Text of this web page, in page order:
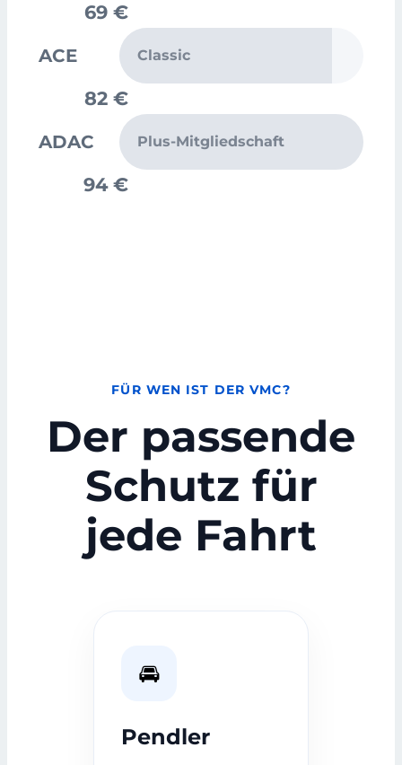
69 €
ACE Classic
82 €
ADAC Plus-Mitgliedschaft
94 €
FÜR WEN IST DER VMC?
Der passende
Schutz für
jede Fahrt
🚘
Pendler